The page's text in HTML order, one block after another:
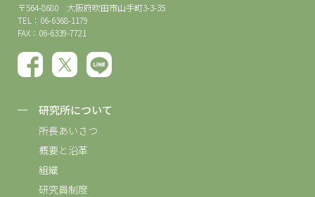
〒564-8680 大阪府吹田市山手町3-3-35
TEL：06-6368-1179
FAX：06-6339-7721
研究所について
所長あいさつ
概要と沿革
組織
研究員制度